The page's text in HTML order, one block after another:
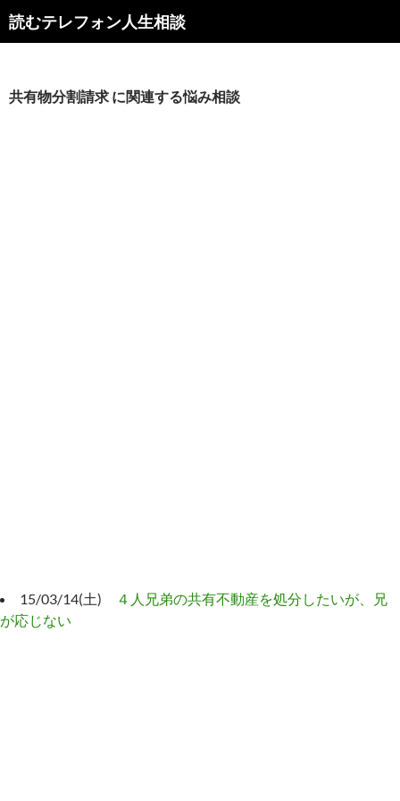
読むテレフォン人生相談
共有物分割請求 に関連する悩み相談
15/03/14(土)
４人兄弟の共有不動産を処分したいが、兄
が応じない